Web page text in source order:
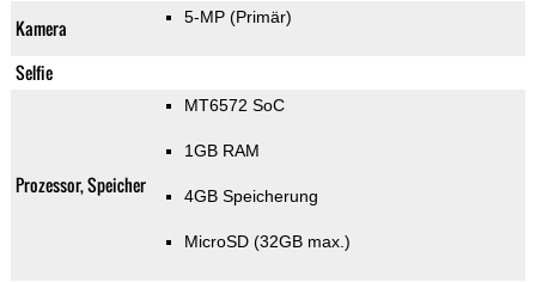
Kamera 5-MP (Primär)
Selfie
Prozessor, Speicher
MT6572 SoC
1GB RAM
4GB Speicherung
MicroSD (32GB max.)